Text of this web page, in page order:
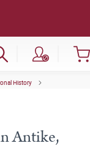
History
Antike,